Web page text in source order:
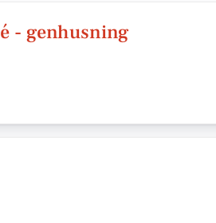
- genhusning